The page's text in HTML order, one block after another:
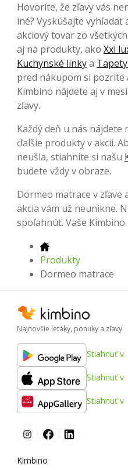
Hovoríte, že zľavy vás
iné? Vyskúšajte vyhľadať
akciový tovar zo
aj na produkty, ako Xxl
Kuchynské linkya
pred nákupom si pozrite
Kimbino nájdete aj v
zľavy.
Každý deň u nás nájdete
ďalšie produkty v akcii.
neušla, stiahnite si našu
budete vždy v obraze.
Dormeo matrace v zľave
akcia vám už neunikne.
spoľahnúť. Vaše Kimbino.
Produkty
Dormeo matrace
Najnovšie letáky, ponuky a zľavy
Stiahnuť v
Stiahnuť v
Stiahnuť v
Kimbino